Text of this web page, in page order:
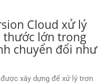
Cloud xử lý
thước lớn trong
chuyển đổi như
xây dựng để xử lý trơn